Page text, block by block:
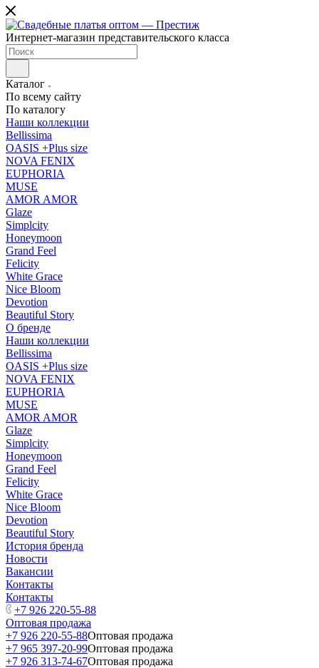
Интернет-магазин представительского класса
Каталог
По всему сайту
По каталогу
Наши коллекции
Bellissima
OASIS +Plus size
NOVA FENIX
EUPHORIA
MUSE
AMOR AMOR
Glaze
Simplcity
Honeymoon
Grand Feel
Felicity
White Grace
Nice Bloom
Devotion
Beautiful Story
О бренде
Наши коллекции
Bellissima
OASIS +Plus size
NOVA FENIX
EUPHORIA
MUSE
AMOR AMOR
Glaze
Simplcity
Honeymoon
Grand Feel
Felicity
White Grace
Nice Bloom
Devotion
Beautiful Story
История бренда
Новости
Вакансии
Контакты
Контакты
+7 926 220-55-88
Оптовая продажа
+7 926 220-55-88Оптовая продажа
+7 965 397-20-99Оптовая продажа
+7 926 313-74-67Оптовая продажа